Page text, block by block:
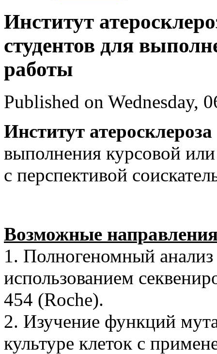
Институт
студентов для
работы
Published on Wednesday,
Институт
выполнения курсовой
с перспективой
Возможные
1. Полногеномный
использованием
454 (Roche).
2. Изучение функций
культуре клеток с